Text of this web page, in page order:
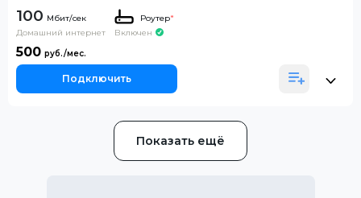
100
Домашний интернет
Роутер*
Включен
500
Подключить
Показать ещё